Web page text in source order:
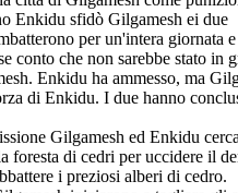
Enkidu sfidò Gilgamesh ei due
per un'intera giornata
conto che non sarebbe stato in
Enkidu ha ammesso, ma
di Enkidu. I due hanno
Gilgamesh ed Enkidu
foresta di cedri per uccidere il
i preziosi alberi di cedro.